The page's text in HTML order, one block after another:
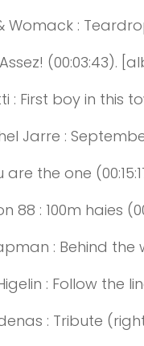
Womack :
(00:03:43).
: First boy in this
Jarre :
are the one (00:15:
88 : 100m haies (0
: Behind the
: Follow the
: Tribute